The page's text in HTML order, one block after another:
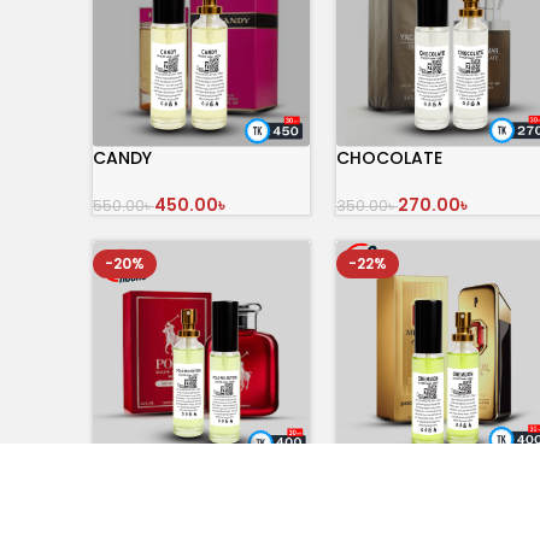
CANDY
550.00৳450.00৳
অর্ডার করুন
CHOCOLATE
350.00৳270.00৳
অর্ডার করুন
-20% -22%